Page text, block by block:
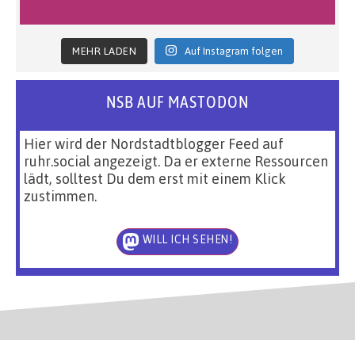
MEHR LADEN Auf Instagram folgen
NSB AUF MASTODON
Hier wird der Nordstadtblogger Feed auf
ruhr.social angezeigt. Da er externe Ressourcen
lädt, solltest Du dem erst mit einem Klick
zustimmen.
WILL ICH SEHEN!